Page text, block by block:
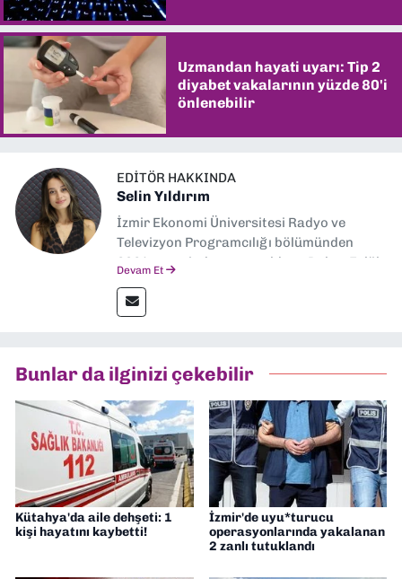
Uzmandan hayati uyarı: Tip 2
diyabet vakalarının yüzde 80'i
önlenebilir
EDITÖR HAKKINDA
Selin Yıldırım
İzmir Ekonomi Üniversitesi Radyo ve
Televizyon Programcılığı bölümünden
2024 senesinde mezun oldum. Dokuz Eylül
editörlük görevini de üstleniyorum.
Devam Et
Bunlar da ilginizi çekebilir
Kütahya'da aile dehşeti: 1
kişi hayatını kaybetti!
İzmir'de uyu*turucu
operasyonlarında yakalanan
2 zanlı tutuklandı